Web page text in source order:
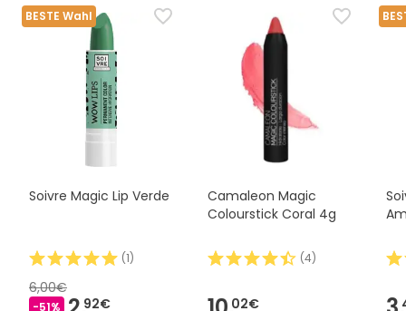
BESTE Wahl
Soivre Magic Lip Verde
(1)
6,00€
-51% 92€
Camaleon Magic
Colourstick Coral 4g
(4)
02€